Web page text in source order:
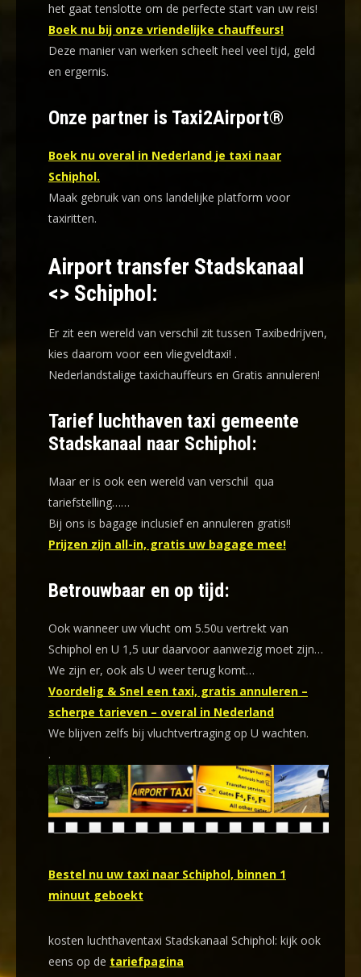
het gaat tenslotte om de perfecte start van uw reis!
Boek nu bij onze vriendelijke chauffeurs!
Deze manier van werken scheelt heel veel tijd, geld
en ergernis.
Onze partner is Taxi2Airport®
Boek nu overal in Nederland je taxi naar
Schiphol.
Maak gebruik van ons landelijke platform voor
taxiritten.
Airport transfer Stadskanaal
<> Schiphol:
Er zit een wereld van verschil zit tussen Taxibedrijven,
kies daarom voor een vliegveldtaxi! .
Nederlandstalige taxichauffeurs en Gratis annuleren!
Tarief luchthaven taxi gemeente
Stadskanaal naar Schiphol:
Maar er is ook een wereld van verschil qua
tariefstelling……
Bij ons is bagage inclusief en annuleren gratis!!
Prijzen zijn all-in, gratis uw bagage mee!
Betrouwbaar en op tijd:
Ook wanneer uw vlucht om 5.50u vertrekt van
Schiphol en U 1,5 uur daarvoor aanwezig moet zijn…
We zijn er, ook als U weer terug komt…
Voordelig & Snel een taxi, gratis annuleren –
scherpe tarieven – overal in Nederland
We blijven zelfs bij vluchtvertraging op U wachten.
.
Bestel nu uw taxi naar Schiphol, binnen 1
minuut geboekt
kosten luchthaventaxi Stadskanaal Schiphol: kijk ook
eens op de tariefpagina